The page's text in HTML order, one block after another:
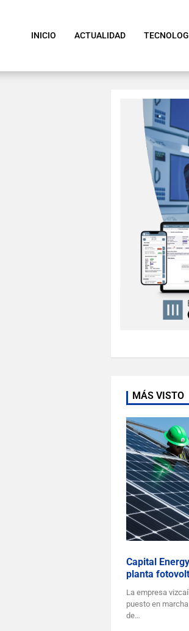
INICIO ACTUALIDAD
MÁS VISTO
Capital
planta
La empresa
puesto en
de…